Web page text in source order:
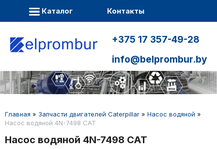
Каталог Контакты
+375 17 357-49-28
info@belprombur.by
Главная » Запчасти двигателей Caterpillar » Насос водяной »
Насос водяной 4N-7498 CAT
Насос водяной 4N-7498 CAT